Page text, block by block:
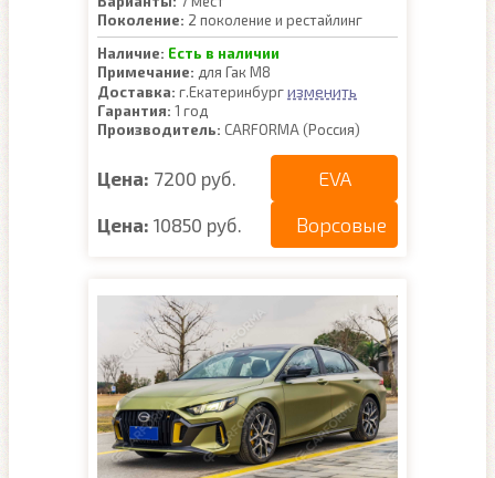
Поколение: 2 поколение и рестайлинг
Наличие: Есть в наличии
Примечание: для Гак М8
Доставка: г.Екатеринбургизменить
Гарантия: 1 год
Производитель: CARFORMA (Россия)
Цена: 7200 руб. EVA
Цена: 10850 руб. Ворсовые